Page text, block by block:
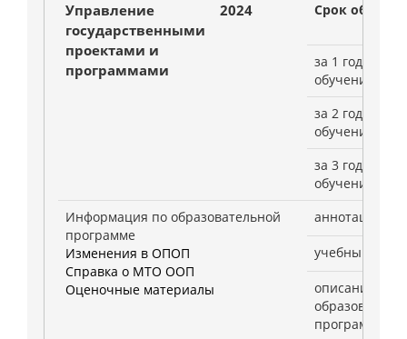
Управление
государственными
проектами и
программами
2024 Срок
за 1 год
обучения
за 2 год
обучения
за 3 год
обучения
Информация по образовательной
программе
Изменения в ОПОП
Справка о МТО ООП
Оценочные материалы
аннотации,
учебный план
описание
программы